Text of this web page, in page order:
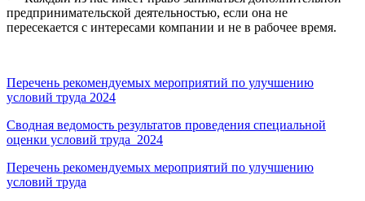
предпринимательской деятельностью, если она не
пересекается с интересами компании и не в рабочее время.
Перечень рекомендуемых мероприятий по улучшению
условий труда 2024
Сводная ведомость результатов проведения специальной
оценки условий труда 2024
Перечень рекомендуемых мероприятий по улучшению
условий труда